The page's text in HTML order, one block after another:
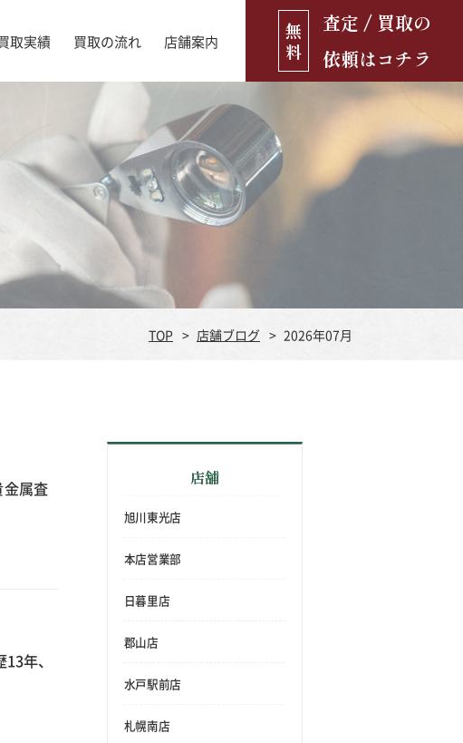
古銭・古紙幣
古いおもちゃ・人形 遺品買取
ブランド品 食器
取実績 買取の流れ 店舗案内
店舗ブログ お役立ち情報
無
料
査定 / 買取の
依頼はコチラ
TOP 店舗ブログ 2026年07月
属査
年、
店舗
旭川東光店
本店営業部
日暮里店
郡山店
水戸駅前店
札幌南店